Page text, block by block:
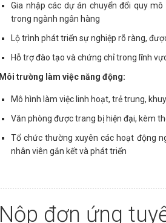
Gia nhập các dự án chuyển đổi quy
trong ngành ngân hàng
Lộ trình phát triển sự nghiệp rõ ràng,
Hỗ trợ đào tạo và chứng chỉ trong lĩnh
Môi trường làm việc năng động:
Mô hình làm việc linh hoạt, trẻ trung,
Văn phòng được trang bị hiện đại, kèm
Tổ chức thường xuyên các hoạt động
nhân viên gắn kết và phát triển
Nộp đơn ứng